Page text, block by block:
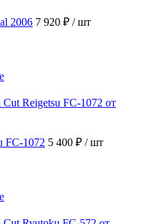
2006 7 920 ₽ / шт
FC-1072 5 400 ₽ / шт